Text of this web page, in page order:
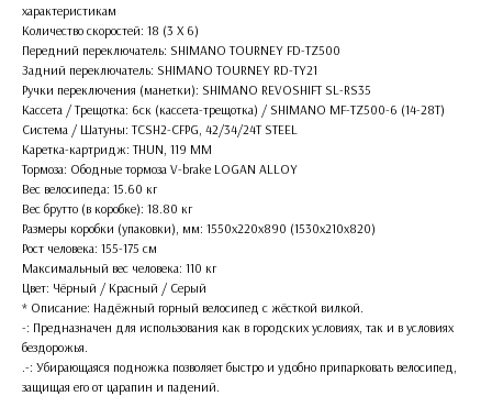
характеристикам
Количество скоростей: 18 (3 X 6)
Передний переключатель: SHIMANO TOURNEY FD-TZ500
Задний переключатель: SHIMANO TOURNEY RD-TY21
Ручки переключения (манетки): SHIMANO REVOSHIFT SL-RS35
Кассета / Трещотка: 6ск (кассета-трещотка) / SHIMANO MF-TZ500-6 (14-28T)
Система / Шатуны: TCSH2-CFPG, 42/34/24T STEEL
Каретка-картридж: THUN, 119 MM
Тормоза: Ободные тормоза V-brake LOGAN ALLOY
Вес велосипеда: 15.60 кг
Вес брутто (в коробке): 18.80 кг
Размеры коробки (упаковки), мм: 1550х220х890 (1530х210х820)
Рост человека: 155-175 см
Максимальный вес человека: 110 кг
Цвет: Чёрный / Красный / Серый
* Описание: Надёжный горный велосипед с жёсткой вилкой.
-: Предназначен для использования как в городских условиях, так и в условиях
бездорожья.
.-: Убирающаяся подножка позволяет быстро и удобно припарковать велосипед,
защищая его от царапин и падений.